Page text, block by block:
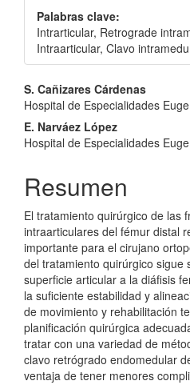
Palabras clave:
Intrarticular, Retrograde
Intraarticular, Clavo
Contenido
principal
del
artículo
S. Cañizares Cárdenas
Hospital de Especialidades
E. Narváez López
Hospital de Especialidades
Resumen
El tratamiento quirúrgico de las
intraarticulares del fémur distal
importante para el cirujano
del tratamiento quirúrgico sigue
superficie articular a la diáfisis
la suficiente estabilidad y
de movimiento y rehabilitación
planificación quirúrgica
tratar con una variedad de
clavo retrógrado endomedular
ventaja de tener menores